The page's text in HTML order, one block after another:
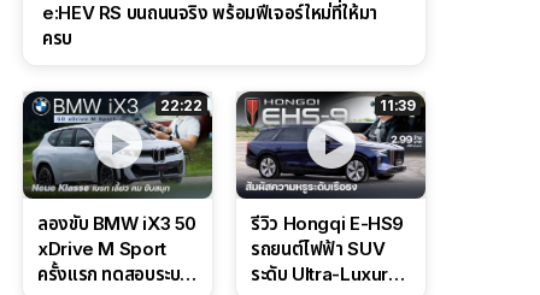
e:HEV RS บนถนนจริง พร้อมฟีเจอร์ใหม่ที่ให้มา
ครบ
22:22
ลองขับ BMW iX3 50
xDrive M Sport
ครั้งแรก ทดสอบระบบ
11:39
รีวิว Hongqi E-HS9
รถยนต์ไฟฟ้า SUV
ระดับ Ultra-Luxury